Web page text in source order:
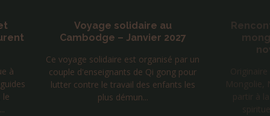
à
le
Voyage solidaire au
Cambodge – Janvier 2027
Ce voyage solidaire est organisé par un
couple d'enseignants de Qi gong pour
lutter contre le travail des enfants les
plus démun...